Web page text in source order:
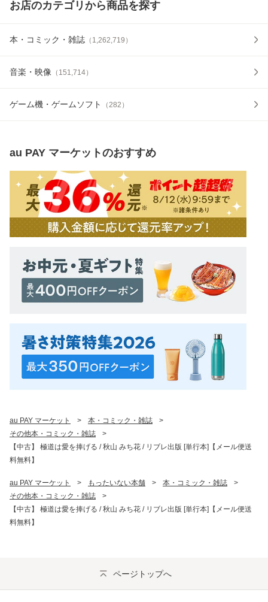
お店のカテゴリから商品を探す
本・コミック・雑誌 （ 1,262,719 ）
音楽・映像 （ 151,714）
ゲーム機・ゲームソフト （282 ）
au PAY マーケットのおすすめ
au PAY マーケット > 本・コミック・雑誌
>
その他本・コミック・雑誌
>
【中古】 極道は愛を捧げる / 秋山 みち花 / リブレ出版 [単行本]【メール便送
料無料】
au PAY マーケット > もったいない本舗 > 本・コミック・雑誌
>
その他本・コミック・雑誌
>
【中古】 極道は愛を捧げる / 秋山 みち花 / リブレ出版 [単行本]【メール便送
料無料】
ページトップへ